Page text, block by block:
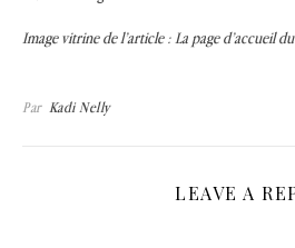
Image vitrine de l’article : La page d’accueil
Par Kadi Nelly
LEAVE A